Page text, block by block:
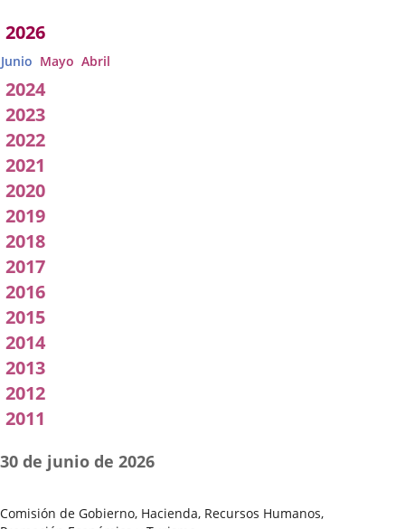
2026
Junio Mayo Abril
2024
2023
2022
2021
2020
2019
2018
2017
2016
2015
2014
2013
2012
2011
Comisión de Gobierno, Hacienda, Recursos Humanos,
30 de junio de 2026